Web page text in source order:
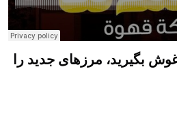
بگیرید، مرزهای جدید را